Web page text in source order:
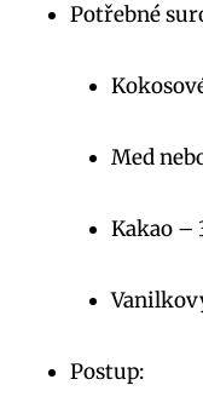
Potřebné
Med
Kakao –
Postup: